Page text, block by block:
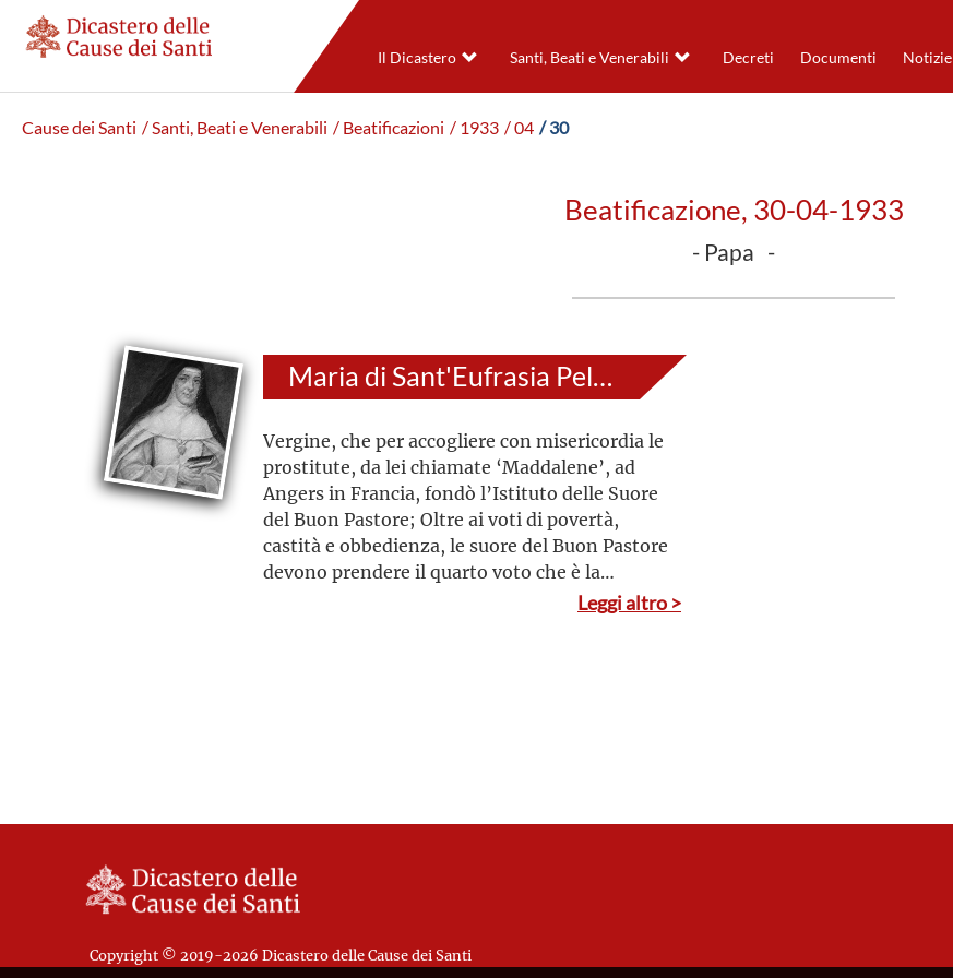
Il Dicastero Santi, Beati e Venerabili Decreti Documenti Notizie
Cause dei Santi / Santi, Beati e Venerabili / Beatificazioni / 1933 / 04 / 30
Beatificazione, 30-04-1933
- Papa -
Maria di Sant'Eufrasia Pelletier
Vergine, che per accogliere con misericordia le
prostitute, da lei chiamate ‘Maddalene’, ad
Angers in Francia, fondò l’Istituto delle Suore
del Buon Pastore; Oltre ai voti di povertà,
castità e obbedienza, le suore del Buon Pastore
devono prendere il quarto voto che è la
promessa «di salvare tutte le anime».Leggi altro >
Copyright © 2019-2026 Dicastero delle Cause dei Santi